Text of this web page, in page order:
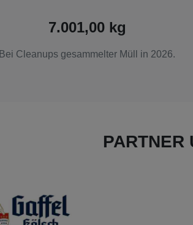
7.001,00 kg
Bei Cleanups gesammelter Müll in 2026.
PARTNER